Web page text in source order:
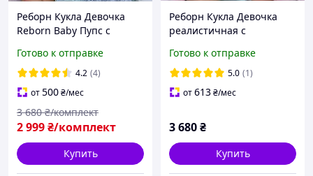
Реборн Кукла Девочка
Reborn Baby Пупс с
винил можно купать
Готово к отправке
4.2 (4)
от500₴/мес
2 999₴/комплект
3 680 ₴/комплект
Купить
Реборн Кукла Девочка
реалистичная с
см можно купать
Готово к отправке
5.0 (1)
от613₴/мес
3 680₴
Купить